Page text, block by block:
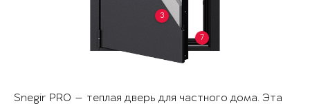
3
7
Snegir PRO — теплая дверь для частного дома. Эта